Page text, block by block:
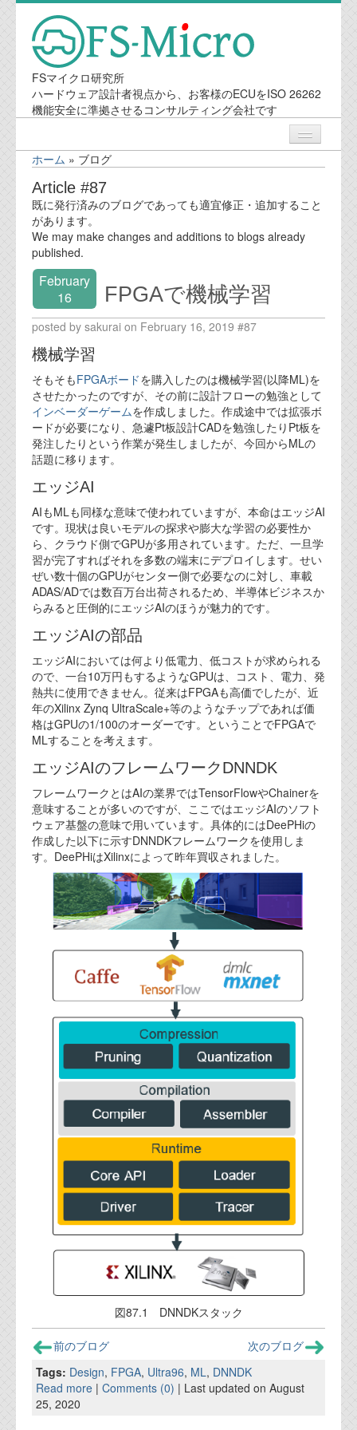
FSマイクロ研究所
ハードウェア設計者視点から、お客様のECUをISO 26262
機能安全に準拠させるコンサルティング会社です
ニュース
業務内容
会社案内
オフィス
実績
ブログ
機能安全ブログ
設計ブログ
テクノロジ
技術文書
ご希望の方は、お問い合わせページから
資料閲覧パスワードをお問い合わせ頂き
ログインをお願い致します。アカウント
名は"opendocument"です。
設計用語集
オンラインショップ
お問い合わせ
お問い合わせフォーム
ホーム » ブログ
Article #87
既に発行済みのブログであっても適宜修正・追加すること
があります。
We may make changes and additions to blogs already
published.
February
16
FPGAで機械学習
posted by sakurai on February 16, 2019 #87
機械学習
そもそもFPGAボードを購入したのは機械学習(以降ML)を
させたかったのですが、その前に設計フローの勉強として
インベーダーゲームを作成しました。作成途中では拡張ボ
ードが必要になり、急遽Pt板設計CADを勉強したりPt板を
発注したりという作業が発生しましたが、今回からMLの
話題に移ります。
エッジAI
AIもMLも同様な意味で使われていますが、本命はエッジAI
です。現状は良いモデルの探求や膨大な学習の必要性か
ら、クラウド側でGPUが多用されています。ただ、一旦学
習が完了すればそれを多数の端末にデプロイします。せい
ぜい数十個のGPUがセンター側で必要なのに対し、車載
ADAS/ADでは数百万台出荷されるため、半導体ビジネスか
らみると圧倒的にエッジAIのほうが魅力的です。
エッジAIの部品
エッジAIにおいては何より低電力、低コストが求められる
ので、一台10万円もするようなGPUは、コスト、電力、発
熱共に使用できません。従来はFPGAも高価でしたが、近
年のXilinx Zynq UltraScale+等のようなチップであれば価
格はGPUの1/100のオーダーです。ということでFPGAで
MLすることを考えます。
エッジAIのフレームワークDNNDK
フレームワークとはAIの業界ではTensorFlowやChainerを
意味することが多いのですが、ここではエッジAIのソフト
ウェア基盤の意味で用いています。具体的にはDeePHiの
作成した以下に示すDNNDKフレームワークを使用しま
す。DeePHiはXilinxによって昨年買収されました。
図87.1 DNNDKスタック
前のブログ
次のブログ
Tags: Design, FPGA, Ultra96, ML, DNNDK
Read more | Comments (0) | Last updated on August
25, 2020